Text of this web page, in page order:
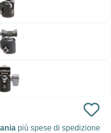
più spese di spedizione